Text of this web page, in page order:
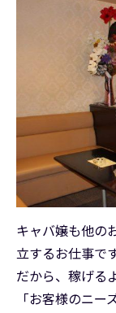
キャバ嬢も他の
立するお仕事です
だから、稼げる
「お客様のニー